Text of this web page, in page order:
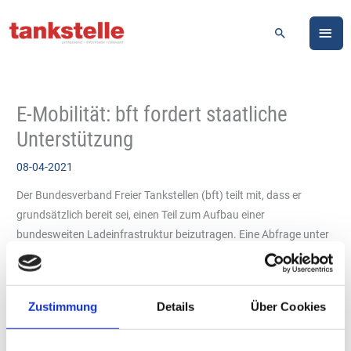
Zustimmung Details Über Cookies
Inhalt
Suchen
E-Mobilität: bft fordert staatliche
Unterstützung
08-04-2021
Der Bundesverband Freier Tankstellen (bft) teilt mit, dass er
grundsätzlich bereit sei, einen Teil zum Aufbau einer
bundesweiten Ladeinfrastruktur beizutragen. Eine Abfrage unter
den Mitgliedern ergab drei Problemfelder.
Grundstück ausreichend Raum für eine Ladesäule zu schaffen.